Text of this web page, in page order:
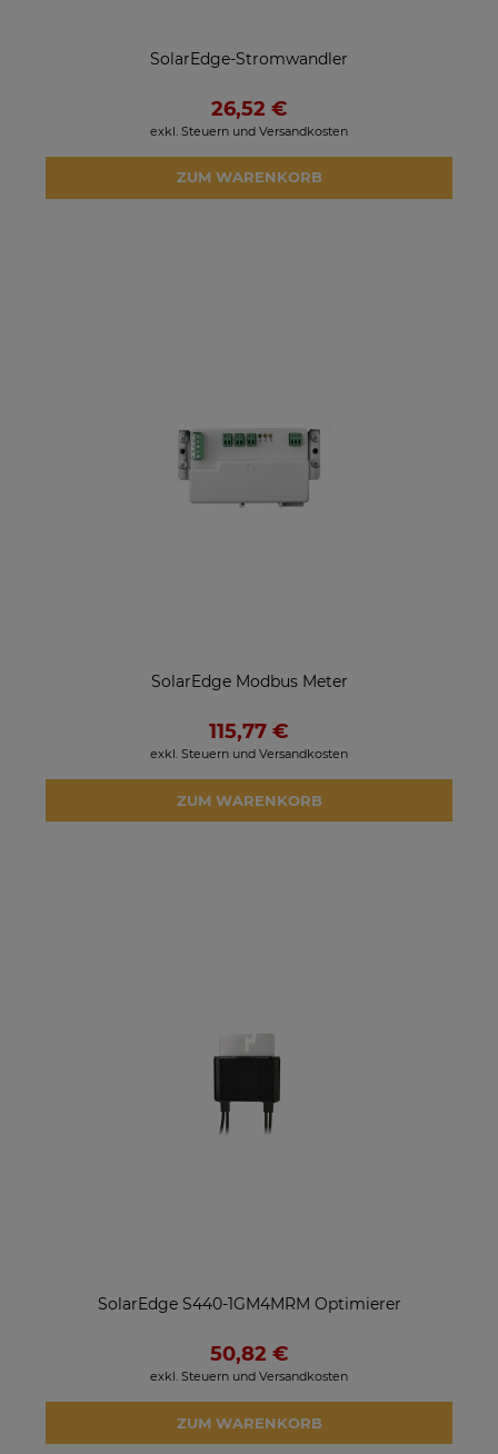
SolarEdge-Stromwandler
26,52 €
exkl. Steuern und Versandkosten
ZUM WARENKORB
SolarEdge Modbus Meter
115,77 €
exkl. Steuern und Versandkosten
ZUM WARENKORB
SolarEdge S440-1GM4MRM Optimierer
50,82 €
exkl. Steuern und Versandkosten
ZUM WARENKORB